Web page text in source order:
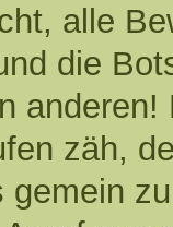
alle
die
anderen!
zäh,
gemein